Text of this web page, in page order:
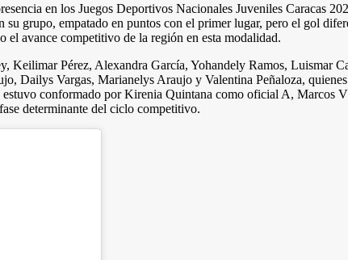
en los Juegos Deportivos Nacionales Juveniles Caracas
grupo, empatado en puntos con el primer lugar, pero el gol
avance competitivo de la región en esta modalidad.
Keilimar Pérez, Alexandra García, Yohandely Ramos, Luismar
Dailys Vargas, Marianelys Araujo y Valentina Peñaloza,
estuvo conformado por Kirenia Quintana como oficial A,
determinante del ciclo competitivo.